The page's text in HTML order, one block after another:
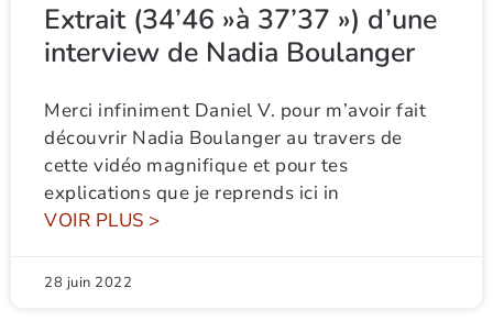
Extrait (34’46 »à 37’37 ») d’une
interview de Nadia Boulanger
Merci infiniment Daniel V. pour m’avoir fait
découvrir Nadia Boulanger au travers de
cette vidéo magnifique et pour tes
explications que je reprends ici in
VOIR PLUS >
28 juin 2022